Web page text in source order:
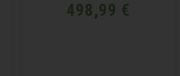
498,99 €